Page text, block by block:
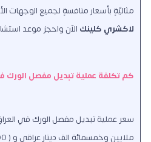
مثاليّةٍ بأسعار منافسةٍ لجميع الوجهات
لاكشري كلينك الآن واحجز موعد
كم تكلفة عملية تبديل مفصل الورك